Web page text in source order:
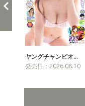
ヤングチャンピオ…
発売日：2026.08.10